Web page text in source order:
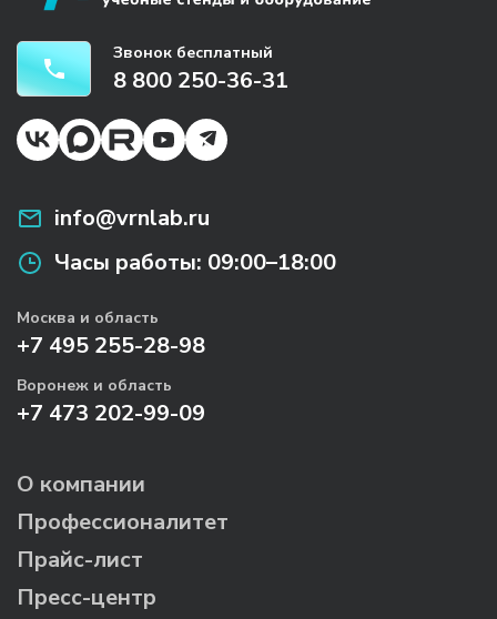
Звонок бесплатный
8 800 250-36-31
info@vrnlab.ru
Часы работы: 09:00–18:00
Москва и область
+7 495 255-28-98
Воронеж и область
+7 473 202-99-09
О компании
Профессионалитет
Прайс-лист
Пресс-центр